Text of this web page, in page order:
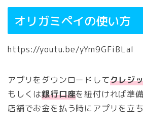
オリガミペイの使い方
https://youtu.be/yYm9GFiBLaI
アプリをダウンロードしてクレジ
もしくは銀行口座を紐付ければ準
店舗でお金を払う時にアプリを立ち